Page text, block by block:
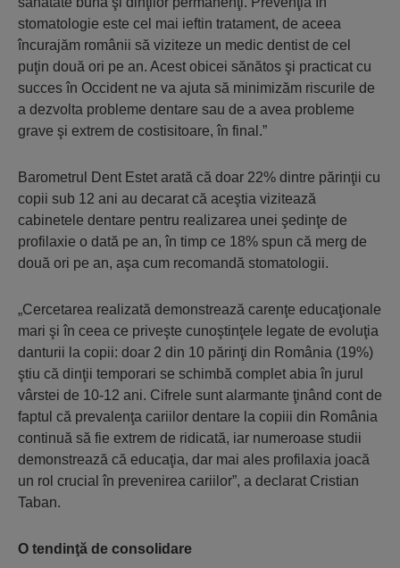
stomatologie este cel mai ieftin tratament, de aceea
încurajăm românii să viziteze un medic dentist de cel
puţin două ori pe an. Acest obicei sănătos şi practicat cu
succes în Occident ne va ajuta să minimizăm riscurile de
a dezvolta probleme dentare sau de a avea probleme
grave şi extrem de costisitoare, în final.”
Barometrul Dent Estet arată că doar 22% dintre părinţii cu
copii sub 12 ani au decarat că aceştia vizitează
cabinetele dentare pentru realizarea unei şedinţe de
profilaxie o dată pe an, în timp ce 18% spun că merg de
două ori pe an, aşa cum recomandă stomatologii.
„Cercetarea realizată demonstrează carenţe educaţionale
mari şi în ceea ce priveşte cunoştinţele legate de evoluţia
danturii la copii: doar 2 din 10 părinţi din România (19%)
ştiu că dinţii temporari se schimbă complet abia în jurul
vârstei de 10-12 ani. Cifrele sunt alarmante ţinând cont de
faptul că prevalenţa cariilor dentare la copiii din România
continuă să fie extrem de ridicată, iar numeroase studii
demonstrează că educaţia, dar mai ales profilaxia joacă
un rol crucial în prevenirea cariilor”, a declarat Cristian
Taban.
O tendinţă de consolidare